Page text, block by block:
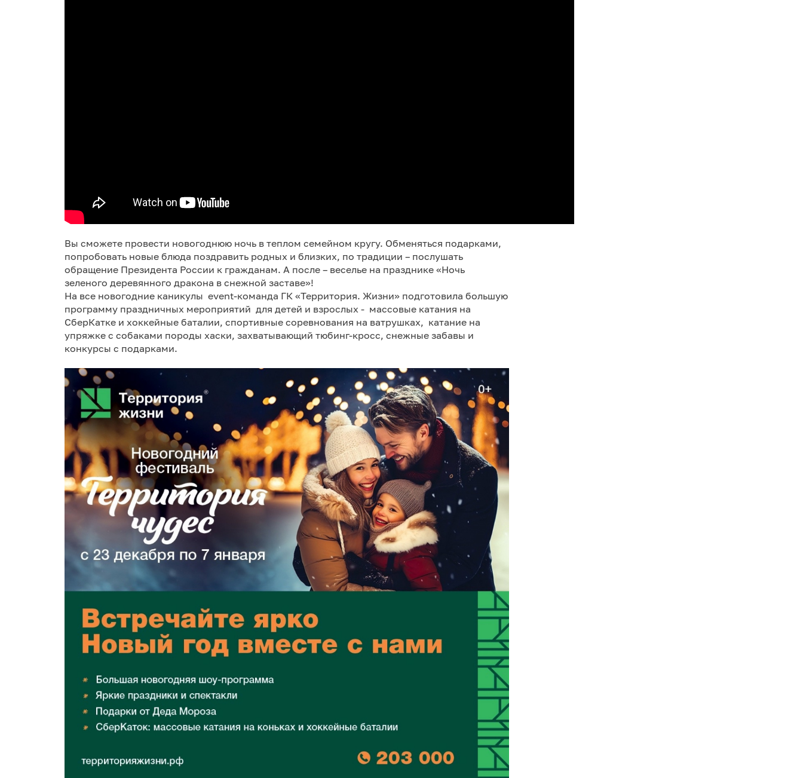
Вы сможете провести новогоднюю ночь в теплом семейном кругу. Обменяться подарками,
попробовать новые блюда поздравить родных и близких, по традиции – послушать
обращение Президента России к гражданам. А после – веселье на празднике «Ночь
зеленого деревянного дракона в снежной заставе»!
На все новогодние каникулы event-команда ГК «Территория. Жизни» подготовила большую
программу праздничных мероприятий для детей и взрослых - массовые катания на
СберКатке и хоккейные баталии, спортивные соревнования на ватрушках, катание на
упряжке с собаками породы хаски, захватывающий тюбинг-кросс, снежные забавы и
конкурсы с подарками.